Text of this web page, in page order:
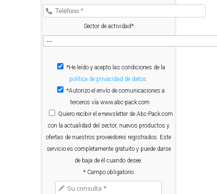
Sector de actividad*
*He leído y acepto las condiciones de la
política de privacidad de datos.
*Autorizo el envío de comunicaciones a
terceros vía www.abc-pack.com
Quiero recibir el e-newsletter de Abc-Pack.com
con la actualidad del sector, nuevos productos y
ofertas de nuestros proveedores registrados. Este
servicio es completamente gratuito y puede darse
de baja de él cuando desee.
* Campo obligatorio